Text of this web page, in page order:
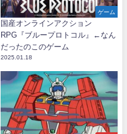
ゲーム
国産オンラインアクション
RPG『ブループロトコル』←なん
だったのこのゲーム
2025.01.18